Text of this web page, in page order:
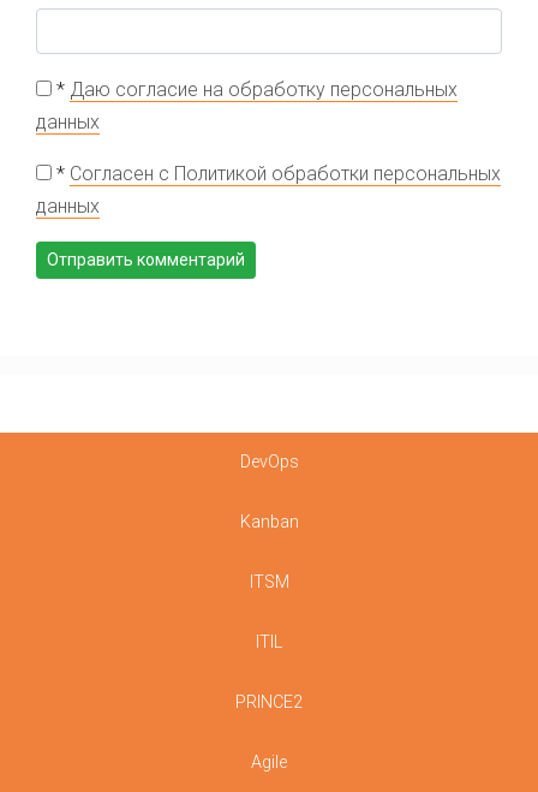
* Даю согласие на обработку персональных
данных
* Согласен с Политикой обработки персональных
данных
DevOps
Kanban
ITSM
ITIL
PRINCE2
Agile